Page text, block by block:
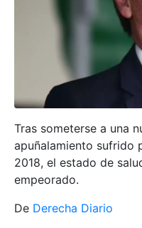
Tras someterse a una
apuñalamiento sufrido
2018, el estado de
empeorado.
De Derecha Diario